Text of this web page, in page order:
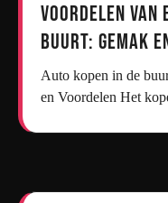
Voordelen van
Buurt: Gemak
Auto kopen in de buurt Auto kopen in de buurt: Gemak
en Voordelen Het